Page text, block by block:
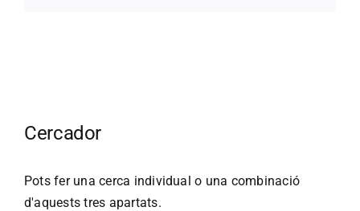
Cercador
Pots fer una cerca individual o una combinació
d'aquests tres apartats.